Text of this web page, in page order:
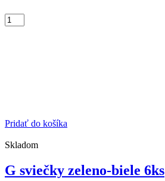
Pridať do košíka
Skladom
G sviečky zeleno-biele 6ks